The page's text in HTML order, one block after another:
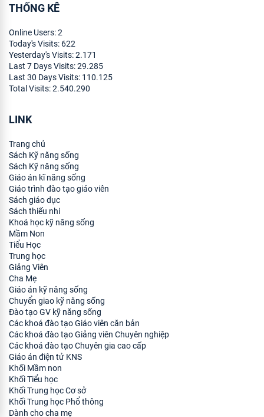
THỐNG KÊ
Online Users:2
Today's Visits: 622
Yesterday's Visits:2.171
Last 7 Days Visits:29.285
Last 30 Days Visits: 110.125
Total Visits:2.540.290
LINK
Trang chủ
Sách Kỹ năng sống
Sách Kỹ năng sống
Giáo án kĩ năng sống
Giáo trình đào tạo giáo viên
Sách giáo dục
Sách thiếu nhi
Khoá học kỹ năng sống
Mầm Non
Tiểu Học
Trung học
Giảng Viên
Cha Mẹ
Giáo án kỹ năng sống
Chuyển giao kỹ năng sống
Đào tạo GV kỹ năng sống
Các khoá đào tạo Giáo viên căn bản
Các khoá đào tạo Giảng viên Chuyên nghiệp
Các khoá đào tạo Chuyên gia cao cấp
Giáo án điện tử KNS
Khối Mầm non
Khối Tiểu học
Khối Trung học Cơ sở
Khối Trung học Phổ thông
Dành cho cha mẹ